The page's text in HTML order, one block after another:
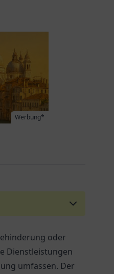
Werbung*
oder
Dienstleistungen
umfassen. Der